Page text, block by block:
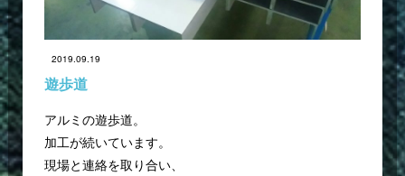
2019.09.19
遊歩道
アルミの遊歩道。
加工が続いています。
現場と連絡を取り合い、